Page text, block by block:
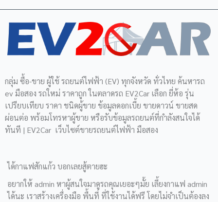
u
t
u
e
c
e
b
o
o
k
-
f
s
t
a
g
r
a
m
i
t
t
e
r
l
e
g
a
m
กลุ่ม ซื้อ-ขาย ผู้ใช้ รถยนต์ไฟฟ้า (EV) ทุกจังหวัด ทั่วไทย ค้นหารถ
ev มือสอง รถใหม่ ราคาถูก ในตลาดรถ EV2Car เลือก ยี่ห้อ รุ่น
เปรียบเทียบ ราคา ชนิดผู้ขาย ข้อมูลดอกเบี้ย ขายดาวน์ ขายสด
ผ่อนต่อ พร้อมโทรหาผู้ขาย หรือรับข้อมูลรถยนต์ที่กำลังสนใจได้
ทันที | EV2Car เว็บไซต์ขายรถยนต์ไฟฟ้า มือสอง
ได้กาแฟสักแก้ว บอกเลยสู้ตายฮะ
อยากให้ admin หาผู้สนใจมาดูรถคุณเยอะๆมั้ย เลี้ยงกาแฟ admin
ได้นะ เราสร้างเครื่องมือ พื้นที่ ที่ใช้งานได้ฟรี โดยไม่จำเป็นต้องลง